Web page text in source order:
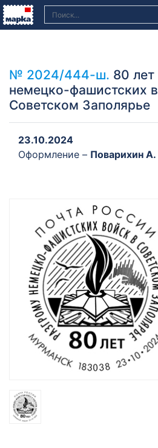
№ 2024/444-ш. 80
немецко-фашистских
Советском Заполярье
23.10.2024
Оформление – Поварихин А.